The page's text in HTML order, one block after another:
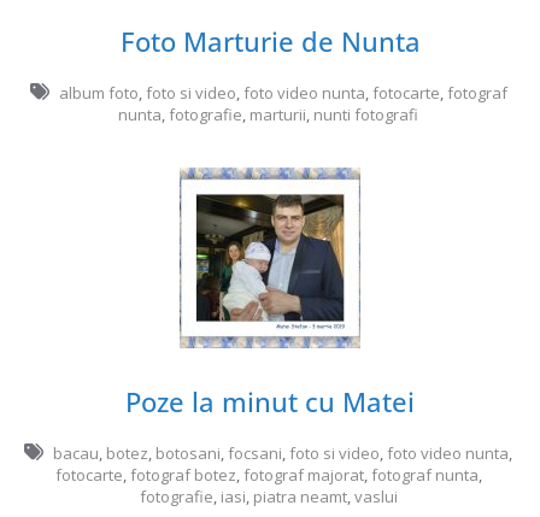
Foto Marturie de Nunta
album foto,foto si video,foto video nunta,fotocarte,fotograf
nunta,fotografie, marturii, nunti fotografi
Poze la minut cu Matei
bacau, botez, botosani,focsani,foto si video,foto video nunta,
fotocarte,fotograf botez,fotograf majorat,fotograf nunta,
fotografie, iasi, piatra neamt,vaslui